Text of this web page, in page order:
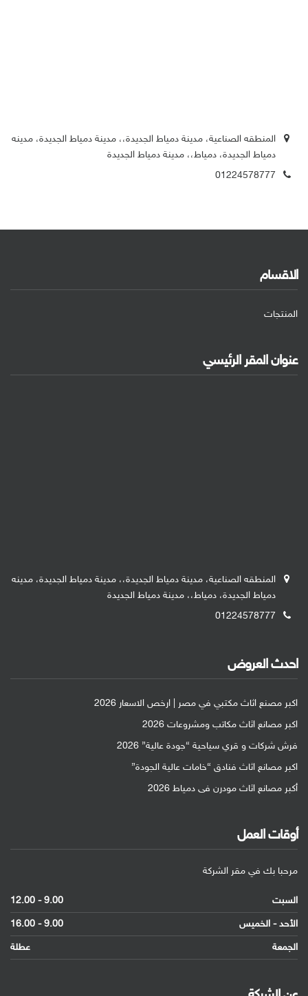
المنطقه الصناعية، مدينة دمياط الجديدة،، مدينة دمياط الجديدة، مدينه
دمياط الجديدة، دمياط،، مدينة دمياط الجديدة
01224578777
الاقسام
المنتجات
عنوان المقر الرئيسي
المنطقه الصناعية، مدينة دمياط الجديدة،، مدينة دمياط الجديدة، مدينه
دمياط الجديدة، دمياط،، مدينة دمياط الجديدة
01224578777
احدث العروض
اكبر مصنع اثاث مكتبي في مصر | ارخص الاسعار 2026
اكبر مصانع اثاث مكاتب ومشروعات 2026
فرش شركات و قري سياحية “جودة عالية” 2026
اكبر مصانع اثاث فنادق “خامات عالية الجودة”
أكبر مصانع اثاث مودرن فى دمياط 2026
أوقات العمل
مرحبا بك في مقر الشركة
السبت
9.00 - 12.00
الأحد - الخميس
9.00 - 16.00
الجمعة
عطلة